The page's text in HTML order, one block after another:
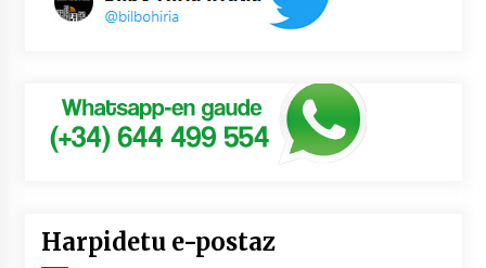
Harpidetu e-postaz